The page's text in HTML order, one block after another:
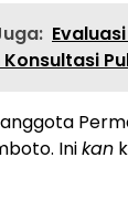
anggota
Inikan